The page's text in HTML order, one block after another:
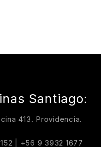
Santiago:
413. Providencia.
+56 9 3932 1677